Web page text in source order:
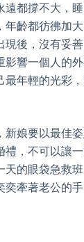
遠都撐不大，
年齡都彷彿加
現後，沒有妥
影響一個人的
最年輕的光彩
新娘要以最佳
禮，不可以讓
天的眼袋急救
奕牽著老公的